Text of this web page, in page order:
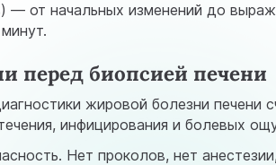
— от начальных изменений до
перед биопсией печени
жировой болезни печени
инфицирования и болевых
Нет проколов, нет